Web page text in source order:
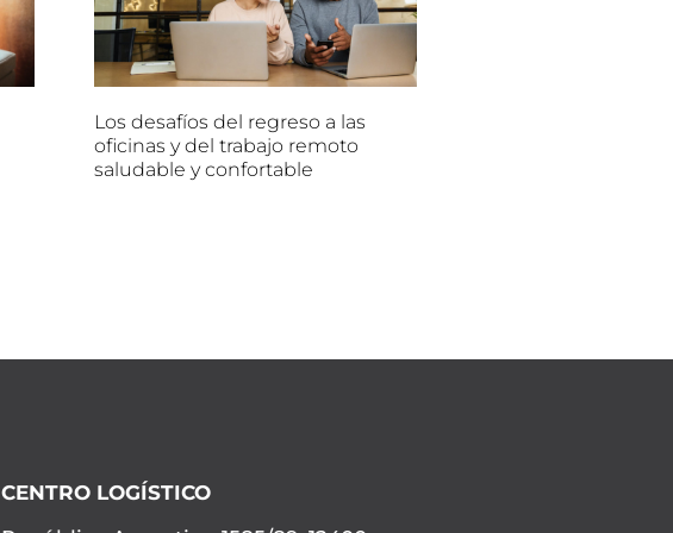
Los desafíos del regreso a las
oficinas y del trabajo remoto
saludable y confortable
CENTRO LOGÍSTICO